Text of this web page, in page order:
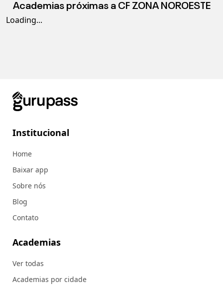
Academias próximas a CF ZONA NOROESTE
Loading...
Institucional
Home
Baixar app
Sobre nós
Blog
Contato
Academias
Ver todas
Academias por cidade